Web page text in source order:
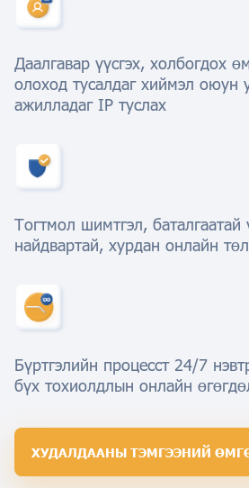
Даалгавар үүсгэх, холбогдох
олоход тусалдаг хиймэл оюун
ажилладаг IP туслах
Тогтмол шимтгэл, баталгаатай
найдвартай, хурдан онлайн
Бүртгэлийн процесст 24/7
бүх тохиолдлын онлайн
ХУДАЛДААНЫ ТЭМГЭЭНИЙ